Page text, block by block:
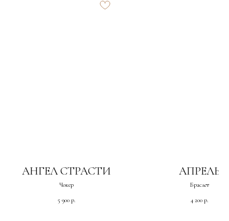
АНГЕЛ СТРАСТИ
Чокер
5 900 р.
АПРЕЛЬ
Браслет
4 200 р.